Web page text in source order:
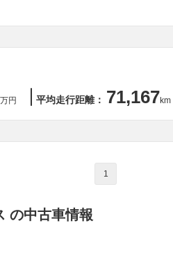
万円 平均走行距離： 71,167km
1
の中古車情報